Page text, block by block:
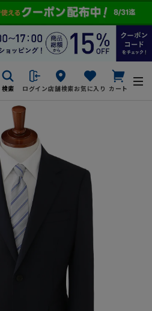
検索 ログイン店舗検索お気に入り カート